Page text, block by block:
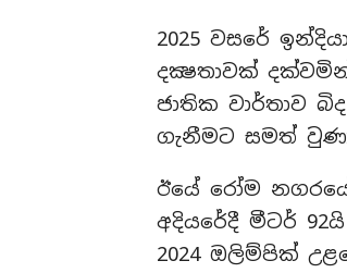
2025 වසරේ
දක්‍ෂතාවක්
ජාතික වාර්තාව
ගැනීමට සමත්
ඊයේ රෝම
අදියරේදී මීටර්
2024 ඔලිම්පික්